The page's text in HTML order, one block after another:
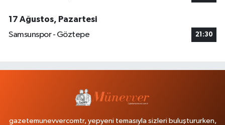
17 Ağustos, Pazartesi
Samsunspor - Göztepe
21:30
gazetemunevvercomtr, yepyeni temasıyla sizleri buluştururken,